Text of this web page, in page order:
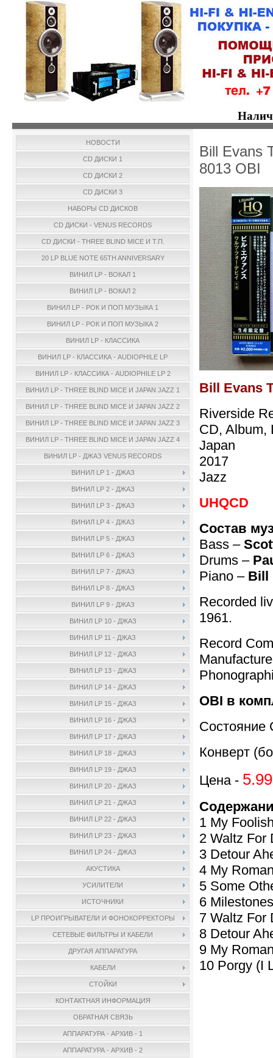
НОВОСТИ
CD ДИСКИ 1
CD ДИСКИ 2
CD ДИСКИ 3
НАБОРЫ CD ДИСКОВ
CD ДИСКИ - VENUS RECORDS
CD ДИСКИ - THREE BLIND MICE И Т.П.
20 LP BLUE NOTE 65TH ANNIVERSARY
ВИНИЛ LP - ВОКАЛ 1
ВИНИЛ LP - ВОКАЛ 2
ВИНИЛ LP - РОК И ПОП МУЗЫКА 1
ВИНИЛ LP - РОК И ПОП МУЗЫКА 2
ВИНИЛ LP - КЛАССИКА
ВИНИЛ LP - КЛАССИКА - AUDIOPHILE LP
ВИНИЛ LP - КЛАССИКА - AUDIOPHILE LP 2
ВИНИЛ LP - THREE BLIND MICE И JAPAN JAZZ 1
ВИНИЛ LP - THREE BLIND MICE И JAPAN JAZZ 2
ВИНИЛ LP - THREE BLIND MICE И JAPAN JAZZ 3
ВИНИЛ LP - THREE BLIND MICE И JAPAN JAZZ 4
ВИНИЛ LP - ДЖАЗ VENUS RECORDS
ВИНИЛ LP 1 - ДЖАЗ
ВИНИЛ LP 2 - ДЖАЗ
ВИНИЛ LP 3 - ДЖАЗ
ВИНИЛ LP 4 - ДЖАЗ
ВИНИЛ LP 5 - ДЖАЗ
ВИНИЛ LP 6 - ДЖАЗ
ВИНИЛ LP 7 - ДЖАЗ
ВИНИЛ LP 8 - ДЖАЗ
ВИНИЛ LP 9 - ДЖАЗ
ВИНИЛ LP 10 - ДЖАЗ
ВИНИЛ LP 11 - ДЖАЗ
ВИНИЛ LP 12 - ДЖАЗ
ВИНИЛ LP 13 - ДЖАЗ
ВИНИЛ LP 14 - ДЖАЗ
ВИНИЛ LP 15 - ДЖАЗ
ВИНИЛ LP 16 - ДЖАЗ
ВИНИЛ LP 17 - ДЖАЗ
ВИНИЛ LP 18 - ДЖАЗ
ВИНИЛ LP 19 - ДЖАЗ
ВИНИЛ LP 20 - ДЖАЗ
ВИНИЛ LP 21 - ДЖАЗ
ВИНИЛ LP 22 - ДЖАЗ
ВИНИЛ LP 23 - ДЖАЗ
ВИНИЛ LP 24 - ДЖАЗ
АКУСТИКА
УСИЛИТЕЛИ
ИСТОЧНИКИ
LP ПРОИГРЫВАТЕЛИ И ФОНОКОРРЕКТОРЫ
СЕТЕВЫЕ ФИЛЬТРЫ И КАБЕЛИ
ДРУГАЯ АППАРАТУРА
КАБЕЛИ
СТОЙКИ
КОНТАКТНАЯ ИНФОРМАЦИЯ
ОБРАТНАЯ СВЯЗЬ
АППАРАТУРА - АРХИВ - 1
АППАРАТУРА - АРХИВ - 2
Bill Evans
8013 OBI
Bill Evans
Riverside
CD, Album,
Japan
2017
Jazz
UHQCD
Состав
Bass –
Drums –
Piano – Bill
Recorded
1961.
Record
OBI в
Состояние
Конверт
Цена -
1 My
2 Waltz For
3 Detour
4 My
5 Some
6
7 Waltz For
8 Detour
9 My
10 Porgy (I